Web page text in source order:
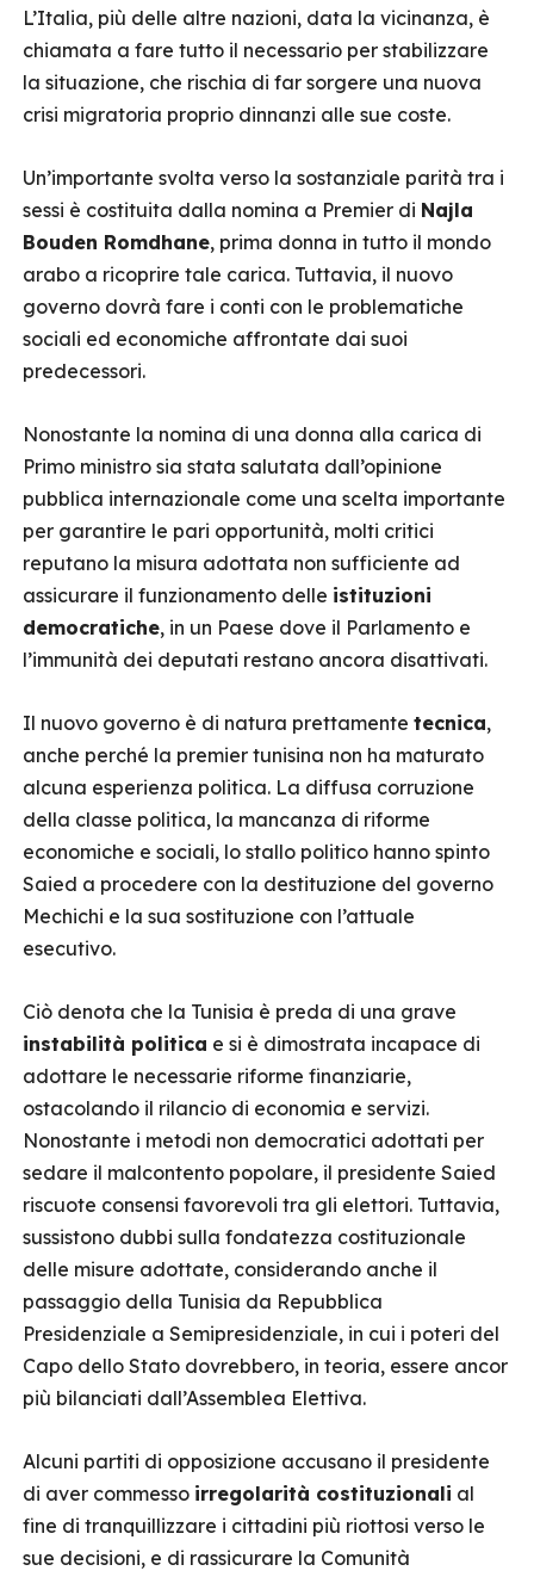
L’Italia, più delle altre nazioni, data la vicinanza, è
chiamata a fare tutto il necessario per stabilizzare
la situazione, che rischia di far sorgere una nuova
crisi migratoria proprio dinnanzi alle sue coste.
Un’importante svolta verso la sostanziale parità tra i
sessi è costituita dalla nomina a Premier di Najla
Bouden Romdhane, prima donna in tutto il mondo
arabo a ricoprire tale carica. Tuttavia, il nuovo
governo dovrà fare i conti con le problematiche
sociali ed economiche affrontate dai suoi
predecessori.
Nonostante la nomina di una donna alla carica di
Primo ministro sia stata salutata dall’opinione
pubblica internazionale come una scelta importante
per garantire le pari opportunità, molti critici
reputano la misura adottata non sufficiente ad
assicurare il funzionamento delle istituzioni
democratiche, in un Paese dove il Parlamento e
l’immunità dei deputati restano ancora disattivati.
Il nuovo governo è di natura prettamente tecnica,
anche perché la premier tunisina non ha maturato
alcuna esperienza politica. La diffusa corruzione
della classe politica, la mancanza di riforme
economiche e sociali, lo stallo politico hanno spinto
Saied a procedere con la destituzione del governo
Mechichi e la sua sostituzione con l’attuale
esecutivo.
Ciò denota che la Tunisia è preda di una grave
instabilità politica e si è dimostrata incapace di
adottare le necessarie riforme finanziarie,
ostacolando il rilancio di economia e servizi.
Nonostante i metodi non democratici adottati per
sedare il malcontento popolare, il presidente Saied
riscuote consensi favorevoli tra gli elettori. Tuttavia,
sussistono dubbi sulla fondatezza costituzionale
delle misure adottate, considerando anche il
passaggio della Tunisia da Repubblica
Presidenziale a Semipresidenziale, in cui i poteri del
Capo dello Stato dovrebbero, in teoria, essere ancor
più bilanciati dall’Assemblea Elettiva.
Alcuni partiti di opposizione accusano il presidente
di aver commesso irregolarità costituzionali al
fine di tranquillizzare i cittadini più riottosi verso le
sue decisioni, e di rassicurare la Comunità